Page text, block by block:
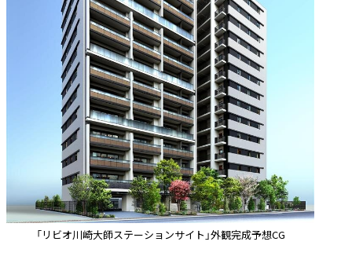
「リビオ川崎大師ステーションサイト」外観完成予想CG